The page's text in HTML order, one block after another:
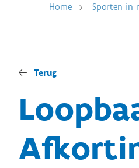
Home Sporten in
Terug